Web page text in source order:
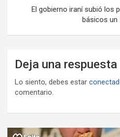
El gobierno iraní subió los
básicos un
Deja una respuesta
Lo siento, debes estar
comentario.